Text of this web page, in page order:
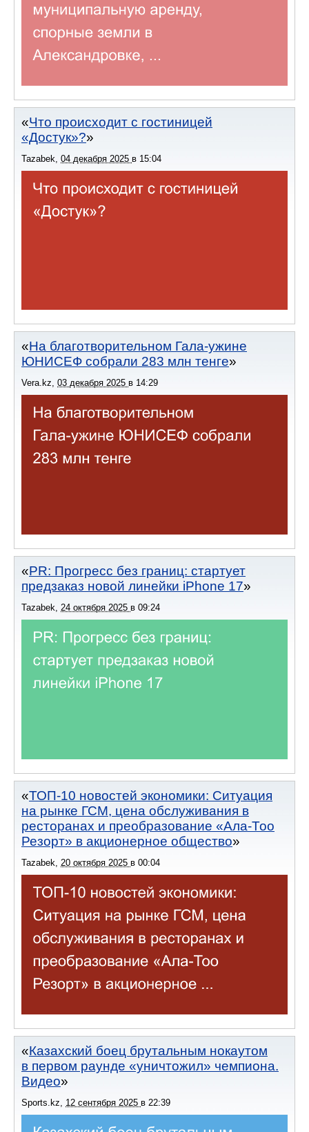
Что происходит с гостиницей
«Достук»?
Tazabek 04 декабря 2025 в 15:04
На благотворительном Гала-ужине
ЮНИСЕФ собрали 283 млн тенге
Vera.kz, 03 декабря 2025 в 14:29
PR: Прогресс без границ: стартует
предзаказ новой линейки iPhone 17
Tazabek, 24 октября 2025 в 09:24
ТОП-10 новостей экономики: Ситуация
на рынке ГСМ, цена обслуживания в
ресторанах и преобразование «Ала-Тоо
Резорт» в акционерное общество
Tazabek 20 октября 2025 в 00:04
Казахский боец брутальным нокаутом
в первом раунде «уничтожил» чемпиона.
Видео
Sports.kz 12 сентября 2025 в 22:39